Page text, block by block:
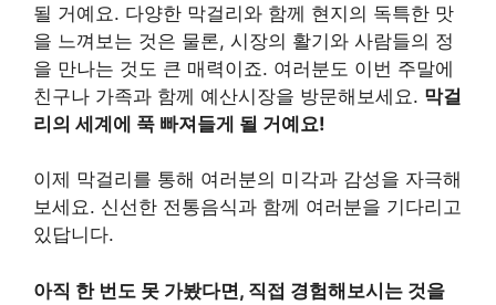
될 거예요. 다양한 막걸리와 함께 현지의 독특한 맛
을 느껴보는 것은 물론, 시장의 활기와 사람들의 정
을 만나는 것도 큰 매력이죠. 여러분도 이번 주말에
친구나 가족과 함께 예산시장을 방문해보세요. 막걸
리의 세계에 푹 빠져들게 될 거예요!
이제 막걸리를 통해 여러분의 미각과 감성을 자극해
보세요. 신선한 전통음식과 함께 여러분을 기다리고
있답니다.
아직 한 번도 못 가봤다면, 직접 경험해보시는 것을